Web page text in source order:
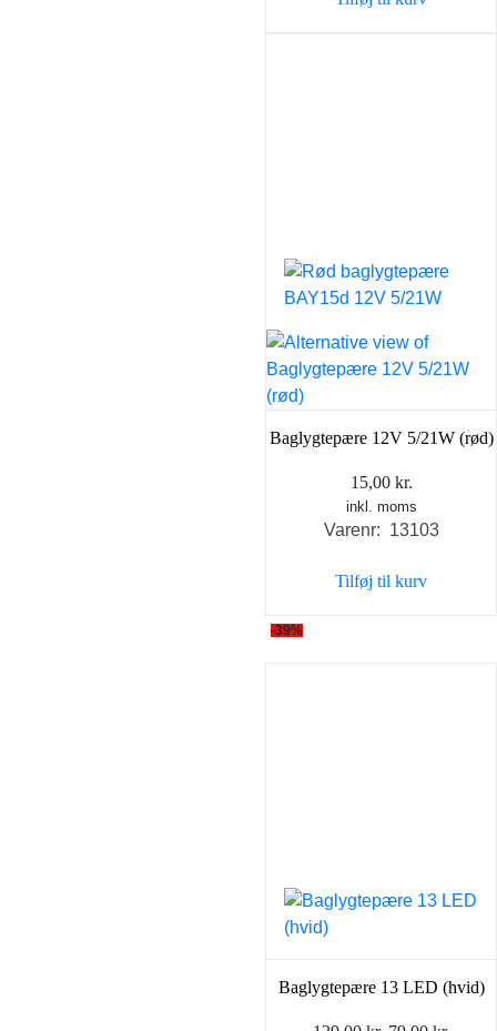
Baglygtepære 12V 5/21W (rød)
15,00 kr.
inkl. moms
Varenr: 13103
Tilføj til kurv
-39%
Baglygtepære 13 LED (hvid)